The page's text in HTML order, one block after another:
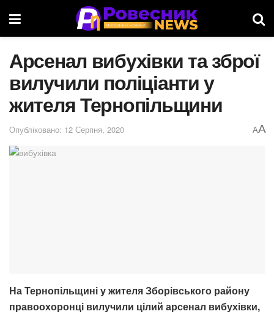
Арсенал вибухівки та зброї
вилучили поліціанти у
жителя Тернопільщини
Опубліковано: 12 Серпня, 2020 AA
На Тернопільщині у жителя Зборівського району
правоохоронці вилучили цілий арсенал вибухівки,